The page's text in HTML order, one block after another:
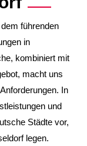
führenden
in
kombiniert mit
macht uns
In
und
Städte vor,
legen.